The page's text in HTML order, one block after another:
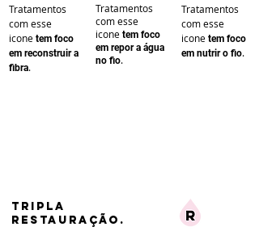
Tratamentos
com esse
icone tem foco
em reconstruir a
fibra.
Tratamentos
com esse
icone tem foco
em repor a água
no fio.
Tratamentos
com esse
icone tem foco
em nutrir o fio.
TRIPLA
RESTAURAÇÃO.